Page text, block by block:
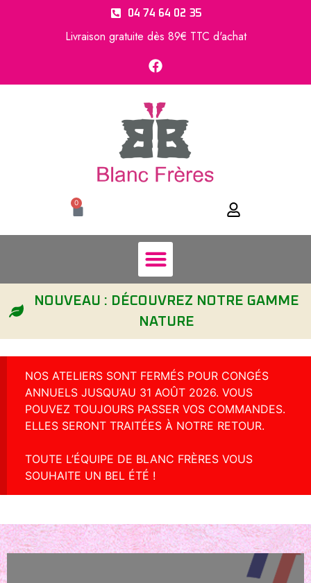
04 74 64 02 35
Livraison gratuite dès 89€ TTC d'achat
0
NOUVEAU : DÉCOUVREZ NOTRE GAMME
NATURE
NOS ATELIERS SONT FERMÉS POUR CONGÉS
ANNUELS JUSQU’AU 31 AOÛT 2026. VOUS
POUVEZ TOUJOURS PASSER VOS COMMANDES.
ELLES SERONT TRAITÉES À NOTRE RETOUR.
TOUTE L’ÉQUIPE DE BLANC FRÈRES VOUS
SOUHAITE UN BEL ÉTÉ !